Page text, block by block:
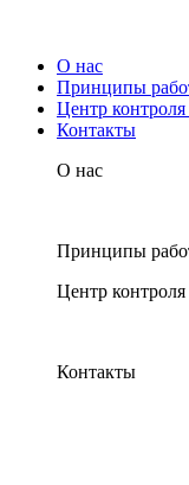
О нас
Принципы
Центр контроля
Контакты
О нас
Принципы
Центр контроля
Контакты